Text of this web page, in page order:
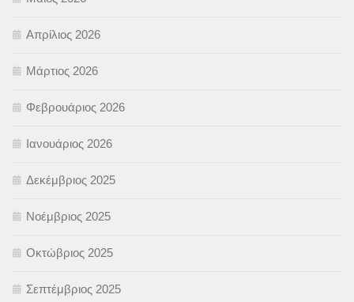
Απρίλιος 2026
Μάρτιος 2026
Φεβρουάριος 2026
Ιανουάριος 2026
Δεκέμβριος 2025
Νοέμβριος 2025
Οκτώβριος 2025
Σεπτέμβριος 2025